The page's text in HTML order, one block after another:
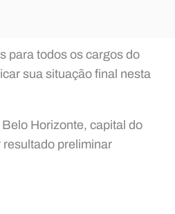
para todos os cargos do
sua situação final nesta
Horizonte, capital do
preliminar